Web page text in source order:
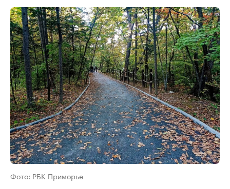
Фото: РБК Приморье